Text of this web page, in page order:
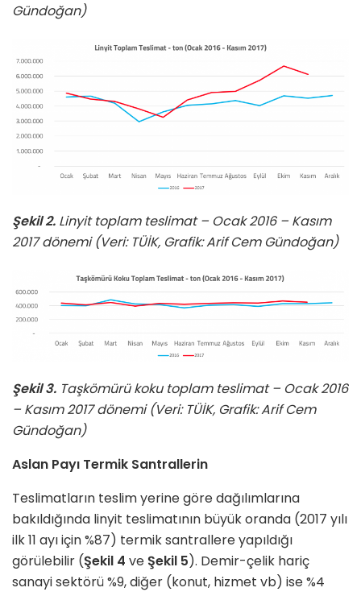
Gündoğan)
Şekil 2. Linyit toplam teslimat – Ocak 2016 – Kasım
2017 dönemi (Veri: TÜİK, Grafik: Arif Cem Gündoğan)
Şekil 3. Taşkömürü koku toplam teslimat – Ocak 2016
– Kasım 2017 dönemi (Veri: TÜİK, Grafik: Arif Cem
Gündoğan)
Aslan Payı Termik Santrallerin
Teslimatların teslim yerine göre dağılımlarına
bakıldığında linyit teslimatının büyük oranda (2017 yılı
ilk 11 ayı için %87) termik santrallere yapıldığı
görülebilir (Şekil 4 ve Şekil 5). Demir-çelik hariç
sanayi sektörü %9, diğer (konut, hizmet vb) ise %4